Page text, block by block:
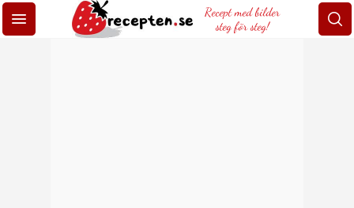
Recept med bilder
steg för steg!